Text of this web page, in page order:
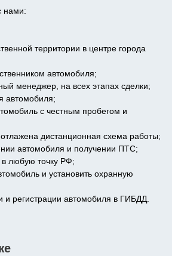
нами:
территории в центре города
автомобиля;
менеджер, на всех этапах сделки;
автомобиля;
с честным пробегом и
дистанционная схема работы;
автомобиля и получении ПТС;
в любую точку РФ;
и установить охранную
регистрации автомобиля в ГИБДД.